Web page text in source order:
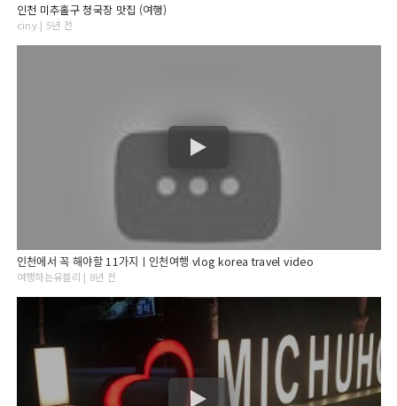
인천 미추홀구 청국장 맛집 (여행)
ciny | 5년 전
인천에서 꼭 해야할 11가지ㅣ인천여행 vlog korea travel video
여행하는유블리 | 8년 전